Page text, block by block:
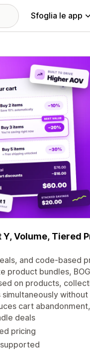
Sfoglia le app
Y, Volume, Tiered
and code-based
bundles,
on products,
cart
deals
pricing